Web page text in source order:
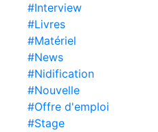
#Interview
#Livres
#Matériel
#News
#Nidification
#Nouvelle
#Offre d'emploi
#Stage